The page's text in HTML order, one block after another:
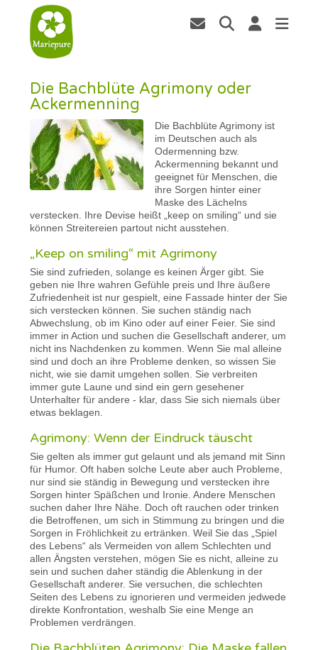
Die Bachblüte Agrimony oder
Ackermenning
Die Bachblüte Agrimony ist
im Deutschen auch als
Odermenning bzw.
Ackermenning bekannt und
geeignet für Menschen, die
ihre Sorgen hinter einer
Maske des Lächelns
verstecken. Ihre Devise heißt „keep on smiling“ und sie
können Streitereien partout nicht ausstehen.
„Keep on smiling“ mit Agrimony
Sie sind zufrieden, solange es keinen Ärger gibt. Sie
geben nie Ihre wahren Gefühle preis und Ihre äußere
Zufriedenheit ist nur gespielt, eine Fassade hinter der Sie
sich verstecken können. Sie suchen ständig nach
Abwechslung, ob im Kino oder auf einer Feier. Sie sind
immer in Action und suchen die Gesellschaft anderer, um
nicht ins Nachdenken zu kommen. Wenn Sie mal alleine
sind und doch an ihre Probleme denken, so wissen Sie
nicht, wie sie damit umgehen sollen. Sie verbreiten
immer gute Laune und sind ein gern gesehener
Unterhalter für andere - klar, dass Sie sich niemals über
etwas beklagen.
Agrimony: Wenn der Eindruck täuscht
Sie gelten als immer gut gelaunt und als jemand mit Sinn
für Humor. Oft haben solche Leute aber auch Probleme,
nur sind sie ständig in Bewegung und verstecken ihre
Sorgen hinter Späßchen und Ironie. Andere Menschen
suchen daher Ihre Nähe. Doch oft rauchen oder trinken
die Betroffenen, um sich in Stimmung zu bringen und die
Sorgen in Fröhlichkeit zu ertränken. Weil Sie das „Spiel
des Lebens“ als Vermeiden von allem Schlechten und
allen Ängsten verstehen, mögen Sie es nicht, alleine zu
sein und suchen daher ständig die Ablenkung in der
Gesellschaft anderer. Sie versuchen, die schlechten
Seiten des Lebens zu ignorieren und vermeiden jedwede
direkte Konfrontation, weshalb Sie eine Menge an
Problemen verdrängen.